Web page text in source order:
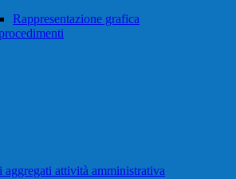
Rappresentazione grafica
aggregati attività amministrativa